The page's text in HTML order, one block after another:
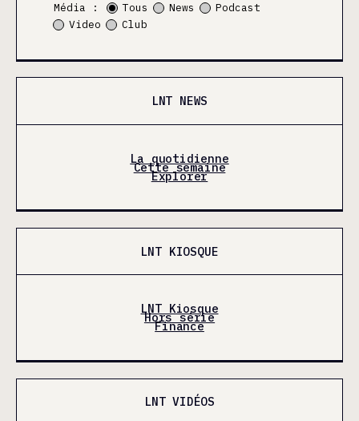
Média : Tous News
Podcast
Video
Club
LNT NEWS
La quotidienne
Cette semaine
Explorer
LNT KIOSQUE
LNT Kiosque
Hors série
Finance
LNT VIDÉOS